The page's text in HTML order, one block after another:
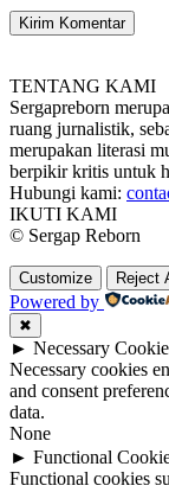
TENTANG KAMI
Sergapreborn
ruang jurnalistik,
merupakan literasi
berpikir kritis untuk
Hubungi kami:
IKUTI KAMI
© Sergap Reborn
Customize Reject
Powered by
✖
► Necessary
Necessary cookies
and consent
data.
None
► Functional
Functional cookies